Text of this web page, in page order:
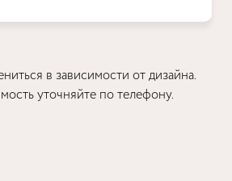
в зависимости от дизайна.
уточняйте по телефону.